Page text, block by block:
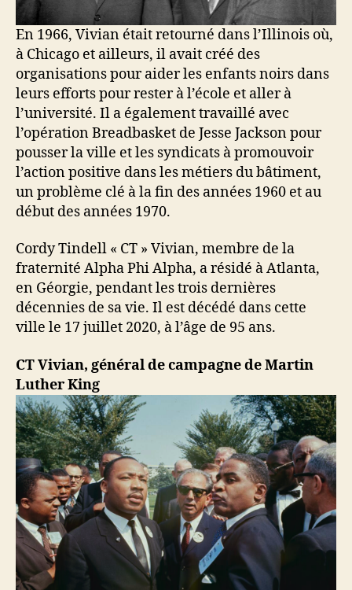
En 1966, Vivian était retourné dans l’Illinois où,
à Chicago et ailleurs, il avait créé des
organisations pour aider les enfants noirs dans
leurs efforts pour rester à l’école et aller à
l’université. Il a également travaillé avec
l’opération Breadbasket de Jesse Jackson pour
pousser la ville et les syndicats à promouvoir
l’action positive dans les métiers du bâtiment,
un problème clé à la fin des années 1960 et au
début des années 1970.
Cordy Tindell « CT » Vivian, membre de la
fraternité Alpha Phi Alpha, a résidé à Atlanta,
en Géorgie, pendant les trois dernières
décennies de sa vie. Il est décédé dans cette
ville le 17 juillet 2020, à l’âge de 95 ans.
CT Vivian, général de campagne de Martin
Luther King